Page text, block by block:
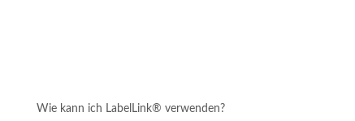
Wie kann ich LabelLink® verwenden?